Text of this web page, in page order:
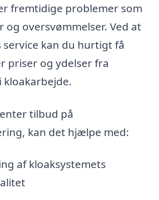
fremtidige problemer som
og oversvømmelser. Ved at
kan du hurtigt få
priser og ydelser fra
kloakarbejde.
tilbud på
kan det hjælpe med:
af kloaksystemets